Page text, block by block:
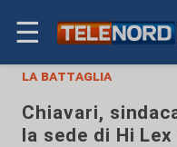
☰
la battaglia
Chiavari,
la sede di Hi